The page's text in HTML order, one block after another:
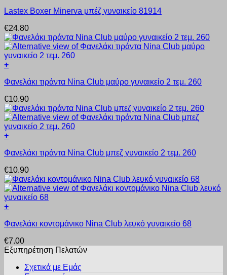
επιλεγούν
σελίδα
του
προϊόντος
το
έχει
πολλαπλές
παραλλαγές.
Οι
επιλογές
να
στη
σελίδα
του
προϊόντος
Lastex Boxer Minerva μπέζ γυναικείο 81914
€24.80
+
το
έχει
πολλαπλές
παραλλαγές.
Οι
επιλογές
να
στη
σελίδα
του
προϊόντος
Φανελάκι τιράντα Nina Club μαύρο γυναικείο 2 τεμ. 260
€10.90
+
το
έχει
πολλαπλές
παραλλαγές.
Οι
επιλογές
να
στη
σελίδα
προϊόντος
Φανελάκι τιράντα Nina Club μπεζ γυναικείο 2 τεμ. 260
€10.90
+
το
έχει
πολλαπλές
Φανελάκι κοντομάνικο Nina Club λευκό γυναικείο 68
€7.00
Εξυπηρέτηση Πελατών
Σχετικά με Εμάς